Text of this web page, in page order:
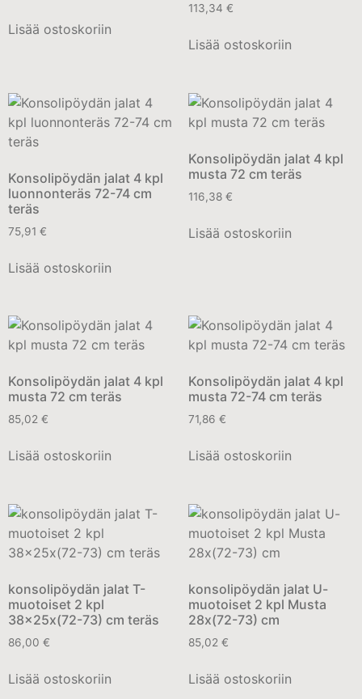
Lisää ostoskoriin
113,34 €
Lisää ostoskoriin
Konsolipöydän jalat 4 kpl
luonnonteräs 72-74 cm
teräs
75,91 €
Lisää ostoskoriin
Konsolipöydän jalat 4 kpl
musta 72 cm teräs
116,38 €
Lisää ostoskoriin
Konsolipöydän jalat 4 kpl
musta 72 cm teräs
85,02 €
Lisää ostoskoriin
Konsolipöydän jalat 4 kpl
musta 72-74 cm teräs
71,86 €
Lisää ostoskoriin
konsolipöydän jalat T-
muotoiset 2 kpl
38x25x(72-73) cm teräs
86,00 €
Lisää ostoskoriin
konsolipöydän jalat U-
muotoiset 2 kpl Musta
28x(72-73) cm
85,02 €
Lisää ostoskoriin